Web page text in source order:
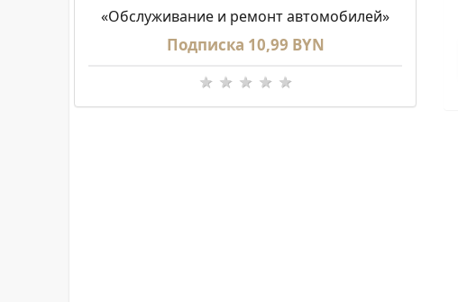
«Обслуживание и ремонт автомобилей»
Подписка 10,99 BYN